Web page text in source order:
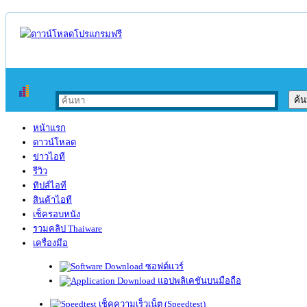
หน้าแรก
ดาวน์โหลด
ข่าวไอที
รีวิว
ทิปส์ไอที
สินค้าไอที
เช็ครอบหนัง
รวมคลิป Thaiware
เครื่องมือ
ซอฟต์แวร์
แอปพลิเคชันบนมือถือ
เช็คความเร็วเน็ต (Speedtest)